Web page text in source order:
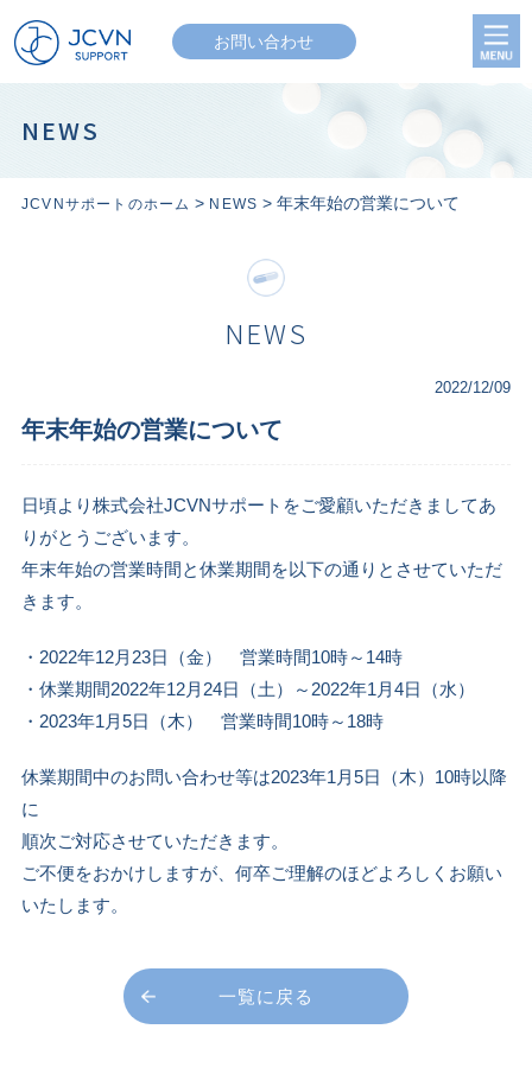
お問い合わせ
NEWS
JCVNサポートのホーム > NEWS > 年末年始の営業について
NEWS
2022/12/09
年末年始の営業について
日頃より株式会社JCVNサポートをご愛顧いただきましてあ
りがとうございます。
年末年始の営業時間と休業期間を以下の通りとさせていただ
きます。
・2022年12月23日（金） 営業時間10時～14時
・休業期間2022年12月24日（土）～2022年1月4日（水）
・2023年1月5日（木） 営業時間10時～18時
休業期間中のお問い合わせ等は2023年1月5日（木）10時以降
に
順次ご対応させていただきます。
ご不便をおかけしますが、何卒ご理解のほどよろしくお願い
いたします。
一覧に戻る